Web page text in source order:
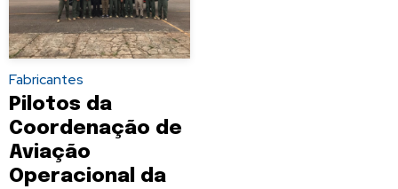
Fabricantes
Pilotos da
Coordenação de
Aviação
Operacional da